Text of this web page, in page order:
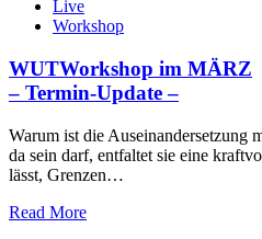
Live
Workshop
WUTWorkshop im MÄRZ
– Termin-Update –
Warum ist die Auseinandersetzung
da sein darf, entfaltet sie eine
lässt, Grenzen…
Read More